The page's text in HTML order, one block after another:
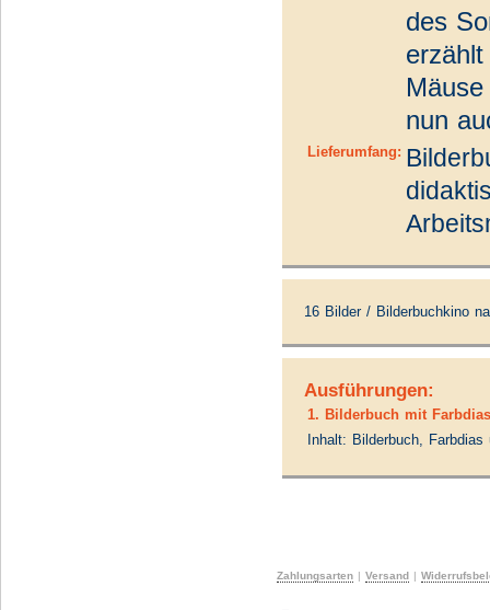
des
nun
Lieferumfang:
16 Bilder / Bilderbuchkino
Ausführungen:
1. Bilderbuch mit
Inhalt: Bilderbuch,
Zahlungsarten | Versand |